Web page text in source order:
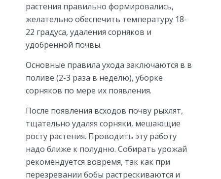
растения правильно формировались,
желательно обеспечить температуру 18-
22 градуса, удаления сорняков и
удобренной почвы.
Основные правила ухода заключаются в в
поливе (2-3 раза в неделю), уборке
сорняков по мере их появления.
После появления всходов почву рыхлят,
тщательно удаляя сорняки, мешающие
росту растения. Проводить эту работу
надо ближе к полудню. Собирать урожай
рекомендуется вовремя, так как при
перезревании бобы растрескиваются и